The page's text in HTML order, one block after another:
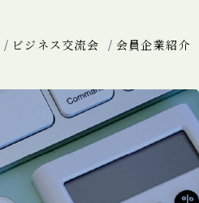
ビジネス交流会 会員企業紹介